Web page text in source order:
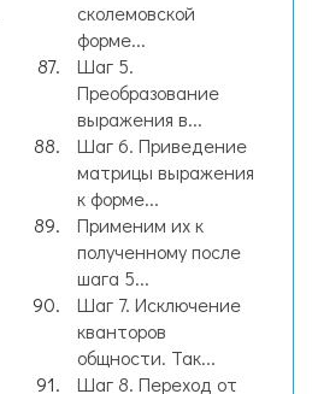
сколемовской
форме...
Шаг 5.
Преобразование
выражения в...
Шаг 6. Приведение
матрицы выражения
к форме...
Применим их к
полученному после
шага 5...
Шаг 7. Исключение
кванторов
общности. Так...
Шаг 8. Переход от